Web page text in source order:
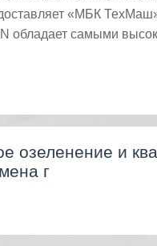
«МБК
обладает самыми
озеленение и
г